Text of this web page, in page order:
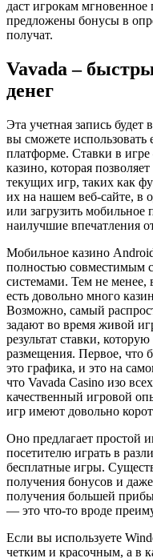
даст игрокам мгновенное
предложены бонусы в
получат.
Vavada –
денег
Эта учетная запись
вы сможете
платформе. Ставки в
казино, которая
текущих игр, таких как
их на нашем веб-сайте, в
или загрузить
наилучшие впечатления
Мобильное казино
полностью совместимым
системами. Тем не менее,
есть довольно много
Возможно, самый
задают во время живой
результат ставки,
размещения. Первое, что
это графика, и это на
что Vavada Casino изо
качественный игровой
игр имеют довольно
Оно предлагает простой
посетителю играть в
бесплатные игры.
получения бонусов и
получения большей
— это что-то вроде
Если вы используете
четким и красочным, а в